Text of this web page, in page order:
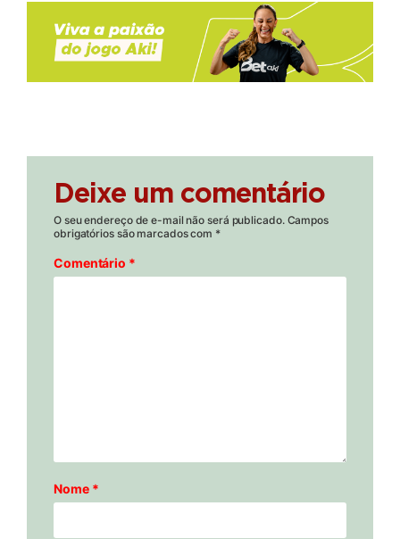
Deixe um comentário
O seu endereço de e-mail não será publicado. Campos
obrigatórios são marcados com *
Comentário *
Nome *